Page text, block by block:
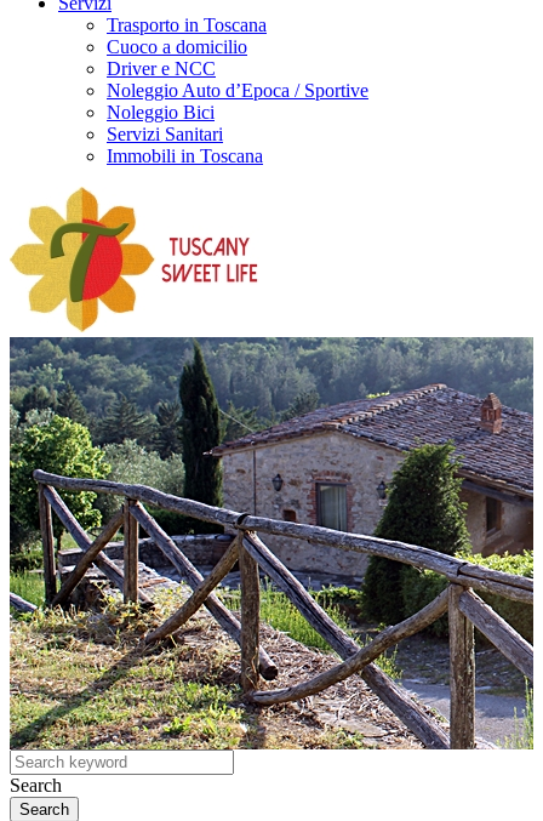
Trasporto in Toscana
Cuoco a domicilio
Driver e NCC
Noleggio Auto d’Epoca / Sportive
Noleggio Bici
Servizi Sanitari
Immobili in Toscana
Search